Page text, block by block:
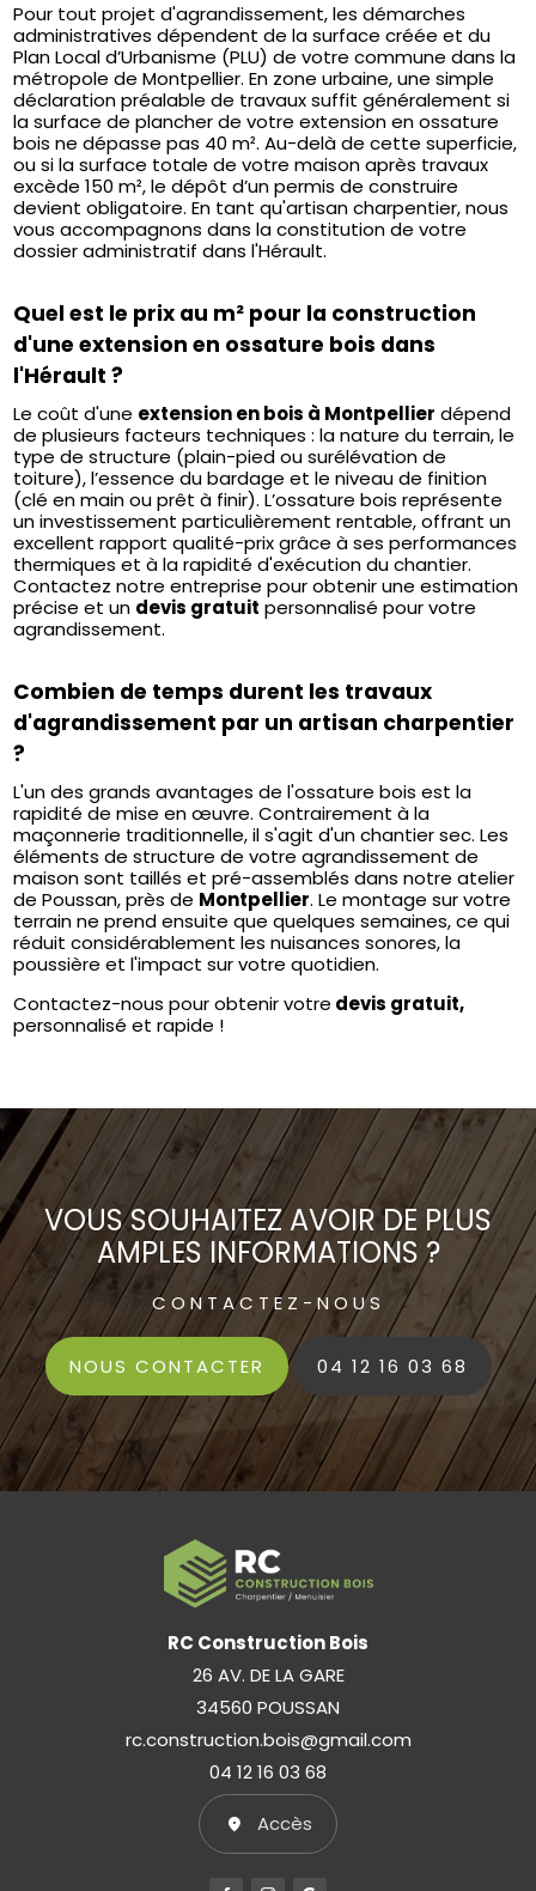
Pour tout projet d'agrandissement, les démarches
administratives dépendent de la surface créée et du
Plan Local d’Urbanisme (PLU) de votre commune dans la
métropole de Montpellier. En zone urbaine, une simple
déclaration préalable de travaux suffit généralement si
la surface de plancher de votre extension en ossature
bois ne dépasse pas 40 m². Au-delà de cette superficie,
ou si la surface totale de votre maison après travaux
excède 150 m², le dépôt d’un permis de construire
devient obligatoire. En tant qu'artisan charpentier, nous
vous accompagnons dans la constitution de votre
dossier administratif dans l'Hérault.
Quel est le prix au m² pour la construction
d'une extension en ossature bois dans
l'Hérault ?
Le coût d'une extension en bois à Montpellier dépend
de plusieurs facteurs techniques : la nature du terrain, le
type de structure (plain-pied ou surélévation de
toiture), l’essence du bardage et le niveau de finition
(clé en main ou prêt à finir). L’ossature bois représente
un investissement particulièrement rentable, offrant un
excellent rapport qualité-prix grâce à ses performances
thermiques et à la rapidité d'exécution du chantier.
Contactez notre entreprise pour obtenir une estimation
précise et un devis gratuit personnalisé pour votre
agrandissement.
Combien de temps durent les travaux
d'agrandissement par un artisan charpentier
?
L'un des grands avantages de l'ossature bois est la
rapidité de mise en œuvre. Contrairement à la
maçonnerie traditionnelle, il s'agit d'un chantier sec. Les
éléments de structure de votre agrandissement de
maison sont taillés et pré-assemblés dans notre atelier
de Poussan, près de Montpellier. Le montage sur votre
terrain ne prend ensuite que quelques semaines, ce qui
réduit considérablement les nuisances sonores, la
poussière et l'impact sur votre quotidien.
Contactez-nous pour obtenir votre devis gratuit,
personnalisé et rapide !
VOUS SOUHAITEZ AVOIR DE PLUS
AMPLES INFORMATIONS ?
CONTACTEZ-NOUS
NOUS CONTACTER 04 12 16 03 68
RC Construction Bois
26 AV. DE LA GARE
34560 POUSSAN
rc.construction.bois@gmail.com
04 12 16 03 68
Accès